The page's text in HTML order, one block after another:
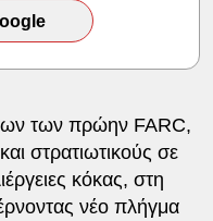
των πρώην FARC,
στρατιωτικούς σε
κόκας, στη
νέο πλήγμα